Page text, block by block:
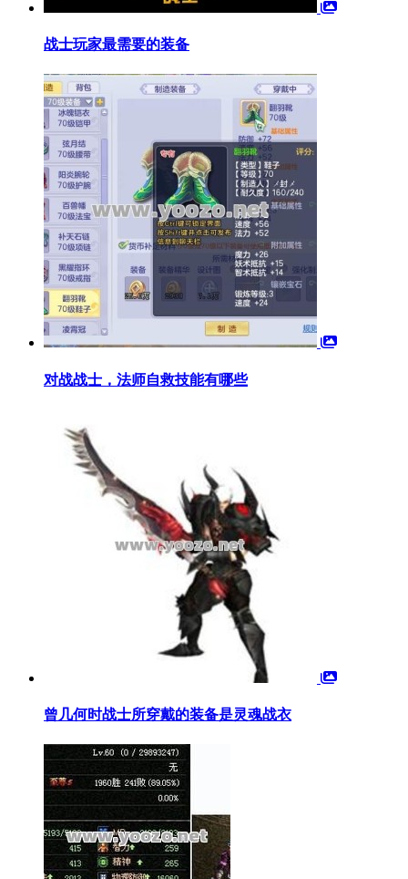
战士玩家最需要的装备
对战战士，法师自救技能有哪些
曾几何时战士所穿戴的装备是灵魂战衣